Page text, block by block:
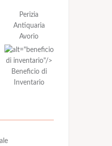
Perizia
Antiquaria
Avorio
Beneficio di
Inventario